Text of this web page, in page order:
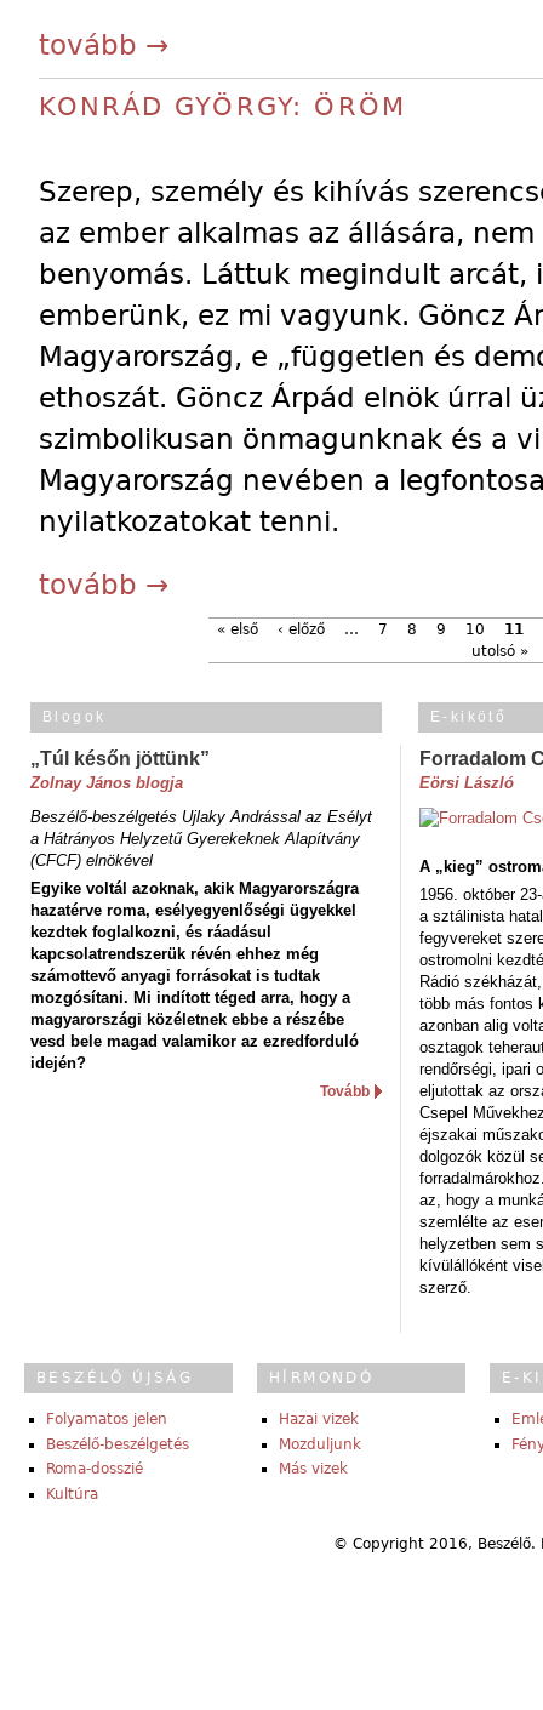
tovább →
KONRÁD GYÖRGY: ÖRÖM
Szerep, személy és kihívás
az ember alkalmas az állására,
benyomás. Láttuk megindult arcát,
emberünk, ez mi vagyunk. Göncz
Magyarország, e „független és
ethoszát. Göncz Árpád elnök úrral
szimbolikusan önmagunknak és a
Magyarország nevében a
nyilatkozatokat tenni.
tovább →
« első ‹ előző … 7 8 9 10
11
utolsó »
Blogok
„Túl későn jöttünk”
Zolnay János blogja
Beszélő-beszélgetés Ujlaky Andrással az Esélyt
a Hátrányos Helyzetű Gyerekeknek Alapítvány
(CFCF) elnökével
Egyike voltál azoknak, akik Magyarországra
hazatérve roma, esélyegyenlőségi ügyekkel
kezdtek foglalkozni, és ráadásul
kapcsolatrendszerük révén ehhez még
számottevő anyagi forrásokat is tudtak
mozgósítani. Mi indított téged arra, hogy a
magyarországi közéletnek ebbe a részébe
vesd bele magad valamikor az ezredforduló
idején?
Tovább
E-kikötő
Forradalom
Eörsi László
A „kieg”
1956. október
a sztálinista
fegyvereket
ostromolni
Rádió
több más fontos
azonban alig
osztagok
rendőrségi, ipari
eljutottak az
Csepel
éjszakai
dolgozók közül
az, hogy a
szemlélte az
helyzetben sem
kívülállóként
szerző.
BESZÉLŐ ÚJSÁG
Folyamatos jelen
Beszélő-beszélgetés
Roma-dosszié
Kultúra
HÍRMONDÓ
Hazai vizek
Mozduljunk
Más vizek
E-
© Copyright 2016,